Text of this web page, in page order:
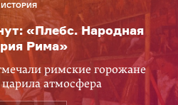
ИСТОРИЯ
«Плебс. Народная
Рима»
римские горожане
атмосфера